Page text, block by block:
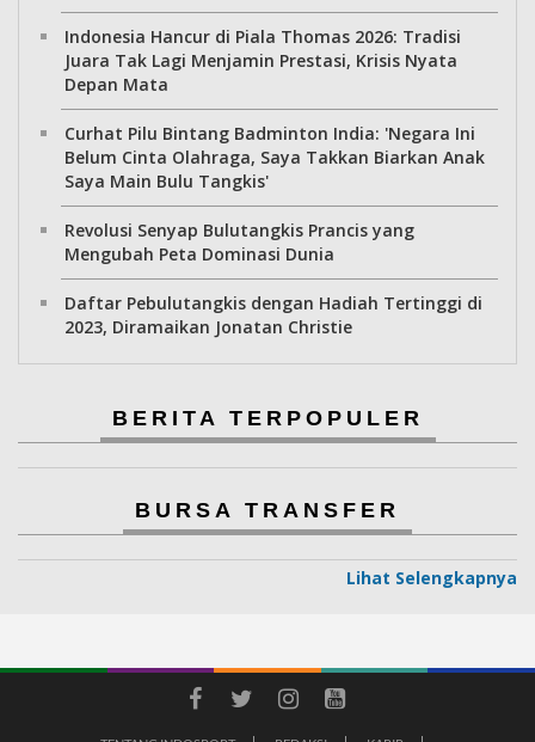
Indonesia Hancur di Piala Thomas 2026: Tradisi
Juara Tak Lagi Menjamin Prestasi, Krisis Nyata
Depan Mata
Curhat Pilu Bintang Badminton India: 'Negara Ini
Belum Cinta Olahraga, Saya Takkan Biarkan Anak
Saya Main Bulu Tangkis'
Revolusi Senyap Bulutangkis Prancis yang
Mengubah Peta Dominasi Dunia
Daftar Pebulutangkis dengan Hadiah Tertinggi di
2023, Diramaikan Jonatan Christie
BERITA TERPOPULER
BURSA TRANSFER
Lihat Selengkapnya